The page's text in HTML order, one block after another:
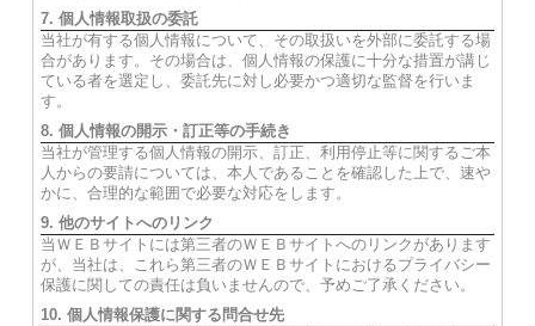
7. 個人情報取扱の委託
当社が有する個人情報について、その取扱いを外部に委託する場
合があります。その場合は、個人情報の保護に十分な措置が講じ
ている者を選定し、委託先に対し必要かつ適切な監督を行いま
す。
8. 個人情報の開示・訂正等の手続き
当社が管理する個人情報の開示、訂正、利用停止等に関するご本
人からの要請については、本人であることを確認した上で、速や
かに、合理的な範囲で必要な対応をします。
9. 他のサイトへのリンク
当ＷＥＢサイトには第三者のＷＥＢサイトへのリンクがあります
が、当社は、これら第三者のＷＥＢサイトにおけるプライバシー
保護に関しての責任は負いませんので、予めご了承ください。
10. 個人情報保護に関する問合せ先